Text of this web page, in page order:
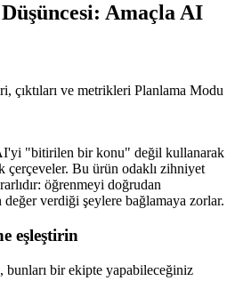
Amaçla AI
çıktıları ve metrikleri Planlama Modu
"bitirilen bir konu" değil kullanarak
çerçeveler. Bu ürün odaklı zihniyet
öğrenmeyi doğrudan
değer verdiği şeylere bağlamaya zorlar.
eşleştirin
bunları bir ekipte yapabileceğiniz